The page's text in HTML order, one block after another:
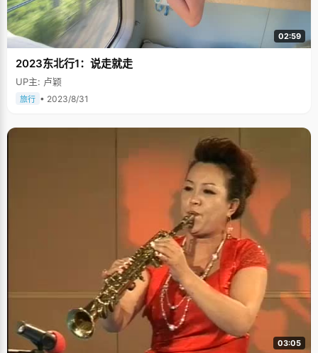
02:59
2023东北行1：说走就走
UP主: 卢颖
旅行 • 2023/8/31
03:05